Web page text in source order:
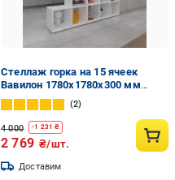
Стеллаж горка на 15 ячеек
Вавилон 1780х1780х300 мм
Белый
2
4 000 -1 231 ₴
2 769 ₴/шт.
Доставим